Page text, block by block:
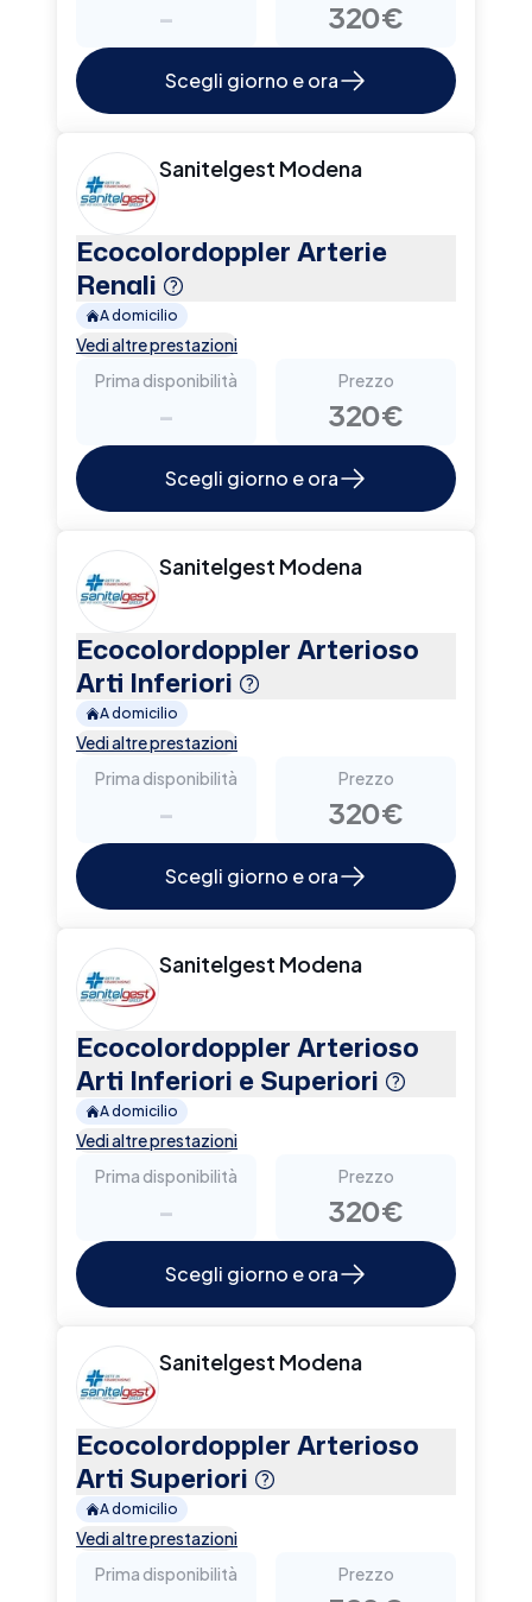
- 320€
Scegli giorno e ora
Sanitelgest Modena
Ecocolordoppler Arterie
Renali
A domicilio
Vedi altre prestazioni
Prima disponibilità
-
Prezzo
320€
Scegli giorno e ora
Sanitelgest Modena
Ecocolordoppler Arterioso
Arti Inferiori
A domicilio
Vedi altre prestazioni
Prima disponibilità
-
Prezzo
320€
Scegli giorno e ora
Sanitelgest Modena
Ecocolordoppler Arterioso
Arti Inferiori e Superiori
A domicilio
Vedi altre prestazioni
Prima disponibilità
-
Prezzo
320€
Scegli giorno e ora
Sanitelgest Modena
Ecocolordoppler Arterioso
Arti Superiori
A domicilio
Vedi altre prestazioni
Prima disponibilità
Prezzo